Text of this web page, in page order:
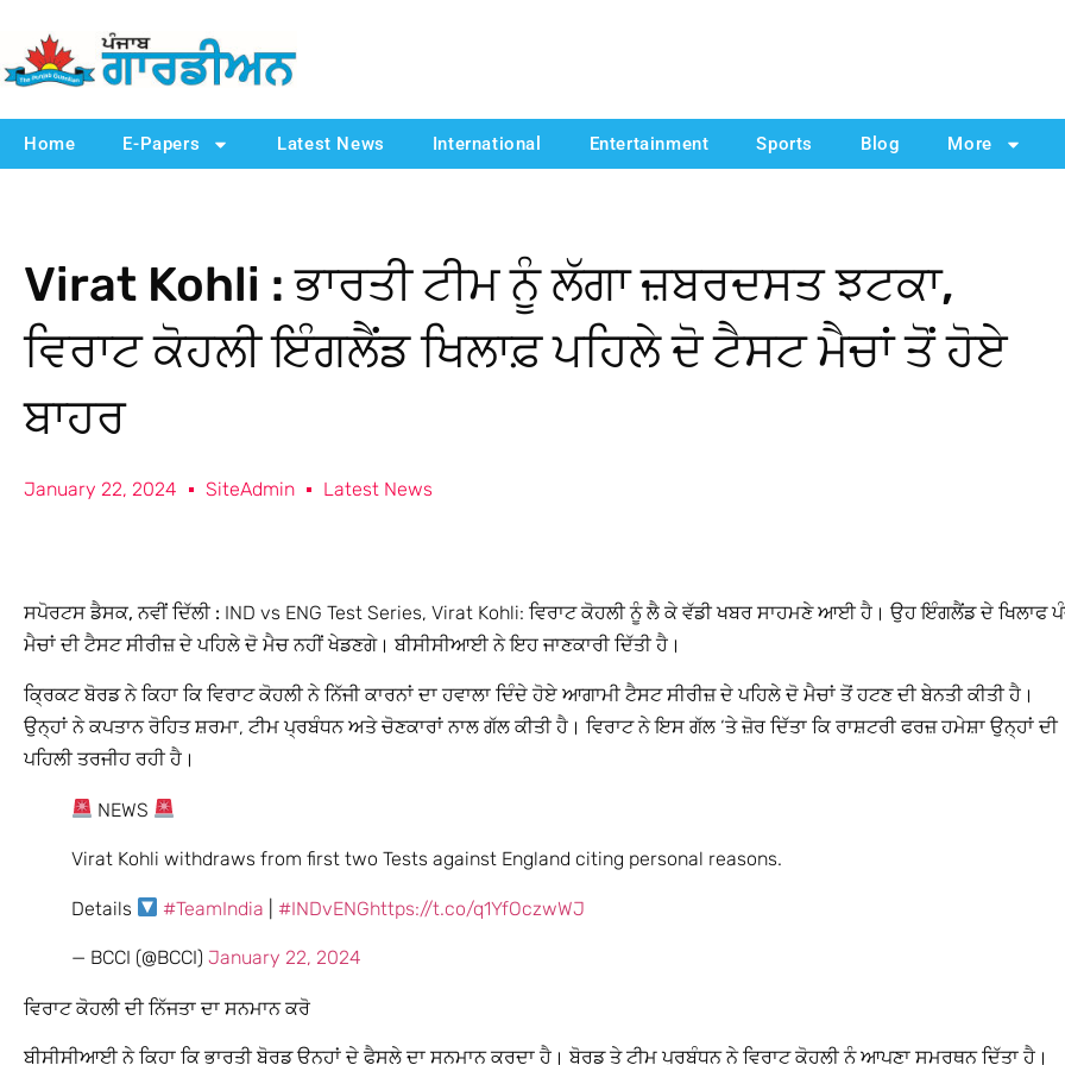
Home E-Papers Latest News International Entertainment Sports Blog More
Virat Kohli : ਭਾਰਤੀ ਟੀਮ ਨੂੰ ਲੱਗਾ ਜ਼ਬਰਦਸਤ ਝਟਕਾ,
ਵਿਰਾਟ ਕੋਹਲੀ ਇੰਗਲੈਂਡ ਖਿਲਾਫ਼ ਪਹਿਲੇ ਦੋ ਟੈਸਟ ਮੈਚਾਂ ਤੋਂ ਹੋਏ
ਬਾਹਰ
January 22, 2024 SiteAdmin Latest News
ਸਪੋਰਟਸ ਡੈਸਕ, ਨਵੀਂ ਦਿੱਲੀ : IND vs ENG Test Series, Virat Kohli: ਵਿਰਾਟ ਕੋਹਲੀ ਨੂੰ ਲੈ ਕੇ ਵੱਡੀ ਖਬਰ ਸਾਹਮਣੇ ਆਈ ਹੈ। ਉਹ ਇੰਗਲੈਂਡ ਦੇ ਖਿਲਾਫ
ਮੈਚਾਂ ਦੀ ਟੈਸਟ ਸੀਰੀਜ਼ ਦੇ ਪਹਿਲੇ ਦੋ ਮੈਚ ਨਹੀਂ ਖੇਡਣਗੇ। ਬੀਸੀਸੀਆਈ ਨੇ ਇਹ ਜਾਣਕਾਰੀ ਦਿੱਤੀ ਹੈ।
ਕ੍ਰਿਕਟ ਬੋਰਡ ਨੇ ਕਿਹਾ ਕਿ ਵਿਰਾਟ ਕੋਹਲੀ ਨੇ ਨਿੱਜੀ ਕਾਰਨਾਂ ਦਾ ਹਵਾਲਾ ਦਿੰਦੇ ਹੋਏ ਆਗਾਮੀ ਟੈਸਟ ਸੀਰੀਜ਼ ਦੇ ਪਹਿਲੇ ਦੋ ਮੈਚਾਂ ਤੋਂ ਹਟਣ ਦੀ ਬੇਨਤੀ ਕੀਤੀ ਹੈ।
ਉਨ੍ਹਾਂ ਨੇ ਕਪਤਾਨ ਰੋਹਿਤ ਸ਼ਰਮਾ, ਟੀਮ ਪ੍ਰਬੰਧਨ ਅਤੇ ਚੋਣਕਾਰਾਂ ਨਾਲ ਗੱਲ ਕੀਤੀ ਹੈ। ਵਿਰਾਟ ਨੇ ਇਸ ਗੱਲ ‘ਤੇ ਜ਼ੋਰ ਦਿੱਤਾ ਕਿ ਰਾਸ਼ਟਰੀ ਫਰਜ਼ ਹਮੇਸ਼ਾ ਉਨ੍ਹਾਂ ਦੀ
ਪਹਿਲੀ ਤਰਜੀਹ ਰਹੀ ਹੈ।
NEWS
Virat Kohli withdraws from first two Tests against England citing personal reasons.
Details #TeamIndia #INDvENGhttps://t.co/q1YfOczwWJ
— BCCI (@BCCI) January 22, 2024
ਵਿਰਾਟ ਕੋਹਲੀ ਦੀ ਨਿੱਜਤਾ ਦਾ ਸਨਮਾਨ ਕਰੋ
ਬੀਸੀਸੀਆਈ ਨੇ ਕਿਹਾ ਕਿ ਭਾਰਤੀ ਬੋਰਡ ਉਨ੍ਹਾਂ ਦੇ ਫੈਸਲੇ ਦਾ ਸਨਮਾਨ ਕਰਦਾ ਹੈ। ਬੋਰਡ ਤੇ ਟੀਮ ਪ੍ਰਬੰਧਨ ਨੇ ਵਿਰਾਟ ਕੋਹਲੀ ਨੂੰ ਆਪਣਾ ਸਮਰਥਨ ਦਿੱਤਾ ਹੈ।